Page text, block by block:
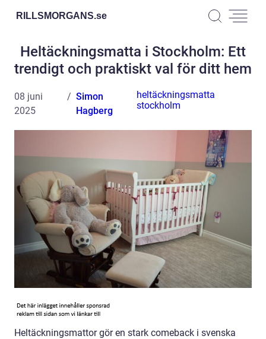
RILLSMORGANS.se
Heltäckningsmatta i Stockholm: Ett
trendigt och praktiskt val för ditt hem
08 juni
2025
Simon
Hagberg
heltäckningsmatta
stockholm
Heltäckningsmattor gör en stark comeback i svenska